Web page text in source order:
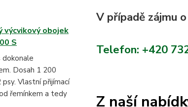
výcvikový obojek
S
dokonale
Dosah 1 200
Vlastní přijímací
řemínkem a tedy
V případě zájmu
Telefon: +420
Z naší